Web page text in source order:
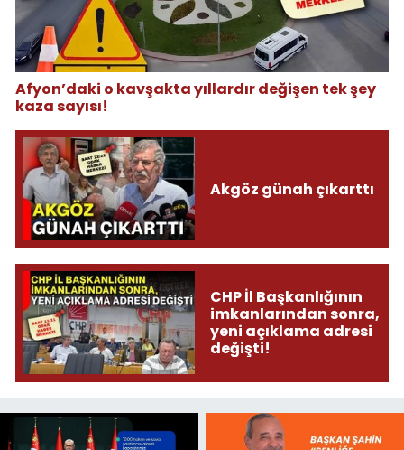
Afyon’daki o kavşakta yıllardır değişen tek şey
kaza sayısı!
Akgöz günah çıkarttı
CHP İl Başkanlığının
imkanlarından sonra,
yeni açıklama adresi
değişti!